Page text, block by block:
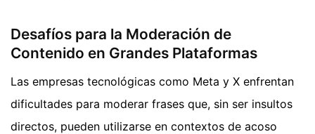
Desafíos para la Moderación de
Contenido en Grandes Plataformas
Las empresas tecnológicas como Meta y X enfrentan
dificultades para moderar frases que, sin ser insultos
directos, pueden utilizarse en contextos de acoso